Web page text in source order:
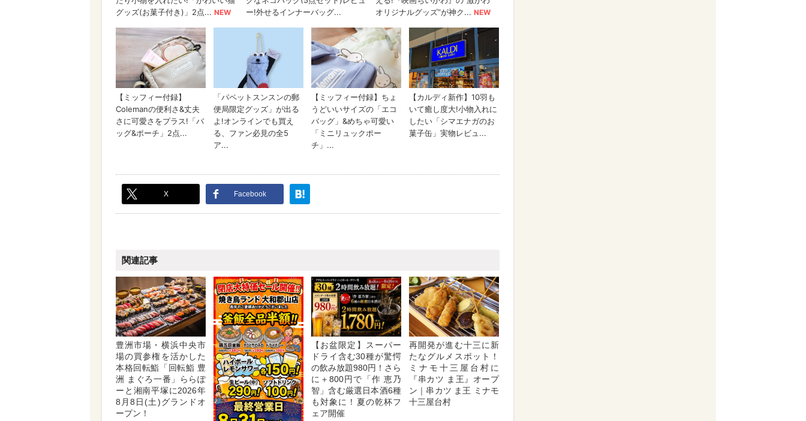
X Facebook
関連記事
豊洲市場・横浜中央市
場の買参権を活かした
本格回転鮨「回転鮨 豊
洲 まぐろ一番」ららぽ
ーと湘南平塚に2026年
8月8日(土)グランドオ
ープン！
【お盆限定】スーパー
ドライ含む30種が驚愕
の飲み放題980円！さら
に＋800円で「作 恵乃
智」含む厳選日本酒6種
も対象に！夏の乾杯フ
ェア開催
再開発が進む十三に新
たなグルメスポット！
ミナモ十三屋台村に
『串カツ ま王』オープ
ン｜串カツ ま王 ミナモ
十三屋台村